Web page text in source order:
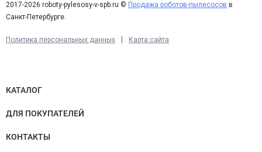
2017-2026 roboty-pylesosy-v-spb.ru © Продажа роботов-пылесосов в
Санкт-Петербурге.
Политика персональных данных Карта сайта
КАТАЛОГ
ДЛЯ ПОКУПАТЕЛЕЙ
КОНТАКТЫ